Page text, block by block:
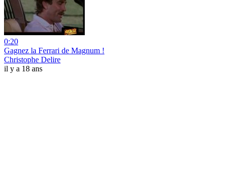
0:20
Gagnez la Ferrari de Magnum !
Christophe Delire
il y a 18 ans